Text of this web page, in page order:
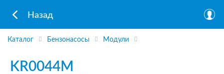
Назад
Каталог Бензонасосы Модули
KR0044M